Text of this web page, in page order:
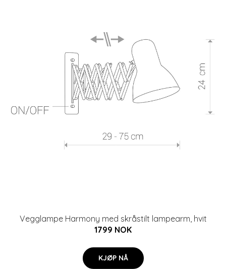
Vegglampe Harmony med skråstilt lampearm, hvit
1799 NOK
KJØP NÅ